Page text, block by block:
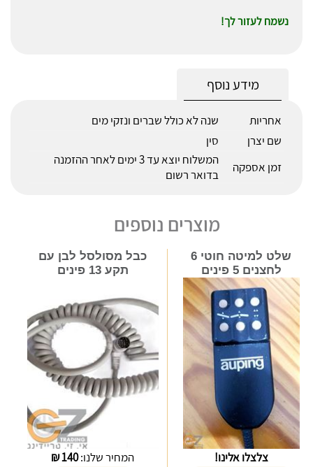
נשמח לעזור לך!
מידע נוסף
אחריות
שנה לא כולל שברים ונזקי מים
שם יצרן
סין
זמן אספקה
המשלוח יוצא עד 3 ימים לאחר ההזמנה
בדואר רשום
מוצרים נוספים
שלט למיטה חוטי 6
לחצנים 5 פינים
צלצלו אלינו!
כבל מסולסל לבן עם
תקע 13 פינים
המחיר שלנו:140
₪